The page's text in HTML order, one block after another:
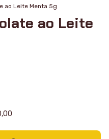
ao Leite Menta 5g
ao Leite